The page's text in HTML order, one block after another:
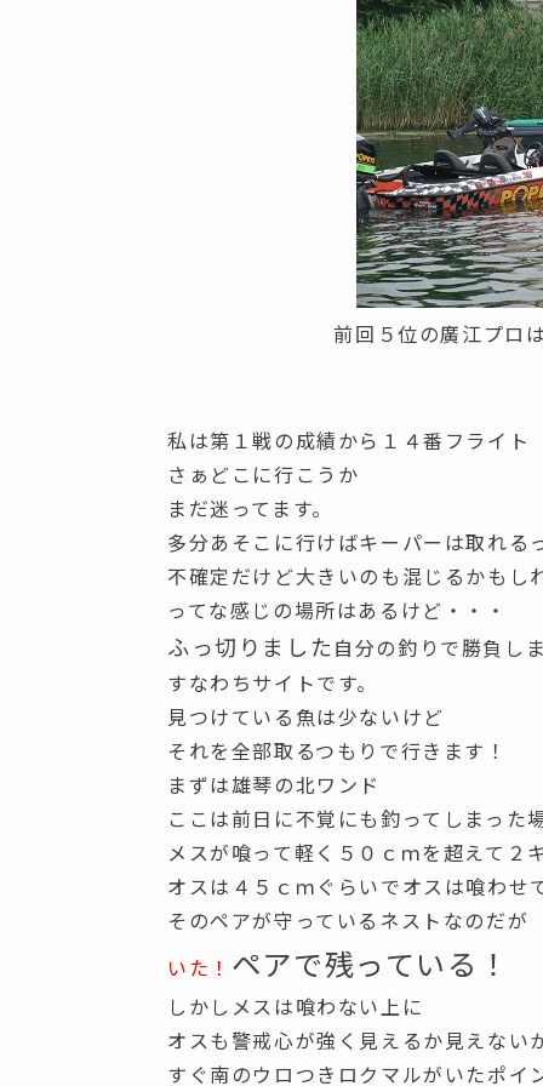
前回５位の廣江プロ
私は第１戦の成績から１４番フライト
さぁどこに行こうか
まだ迷ってます。
多分あそこに行けばキーパーは取れる
不確定だけど大きいのも混じるかもし
ってな感じの場所はあるけど・・・
ふっ切りました 自分の釣りで勝負し
すなわちサイトです。
見つけている魚は少ないけど
それを全部取るつもりで行きます！
まずは雄琴の北ワンド
ここは前日に不覚にも釣ってしまった
メスが喰って軽く５０ｃｍを超えて２
オスは４５ｃｍぐらいでオスは喰わせ
そのペアが守っているネストなのだが
いた！ ペアで残っている！
しかしメスは喰わない上に
オスも警戒心が強く見えるか見えない
すぐ南のウロつきロクマルがいたポイ